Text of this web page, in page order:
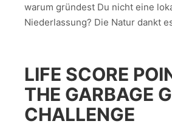
warum gründest Du nicht eine
Niederlassung? Die Natur dankt
LIFE SCORE
THE GARBAGE
CHALLENGE